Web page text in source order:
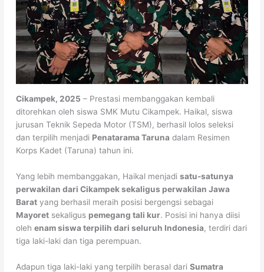
Cikampek, 2025 – Prestasi membanggakan kembali
ditorehkan oleh siswa SMK Mutu Cikampek. Haikal, siswa
jurusan Teknik Sepeda Motor (TSM), berhasil lolos seleksi
dan terpilih menjadi Penatarama Taruna dalam Resimen
Korps Kadet (Taruna) tahun ini.
Yang lebih membanggakan, Haikal menjadisatu-satunya
perwakilan dari Cikampek sekaligus perwakilan Jawa
Barat yang berhasil meraih posisi bergengsi sebagai
Mayoret sekaligus pemegang tali kur. Posisi ini hanya diisi
olehenam siswa terpilih dari seluruh Indonesia, terdiri dari
tiga laki-laki dan tiga perempuan.
Adapun tiga laki-laki yang terpilih berasal dariSumatra